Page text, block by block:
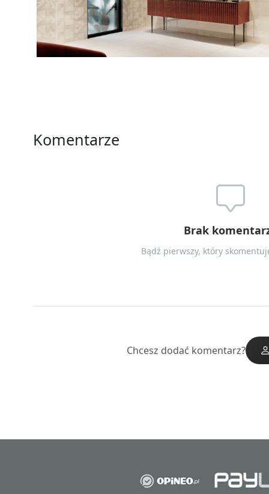
Komentarze
Brak
Bądź pierwszy, który
Chcesz dodać komentarz?